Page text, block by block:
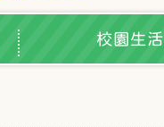
校園生活